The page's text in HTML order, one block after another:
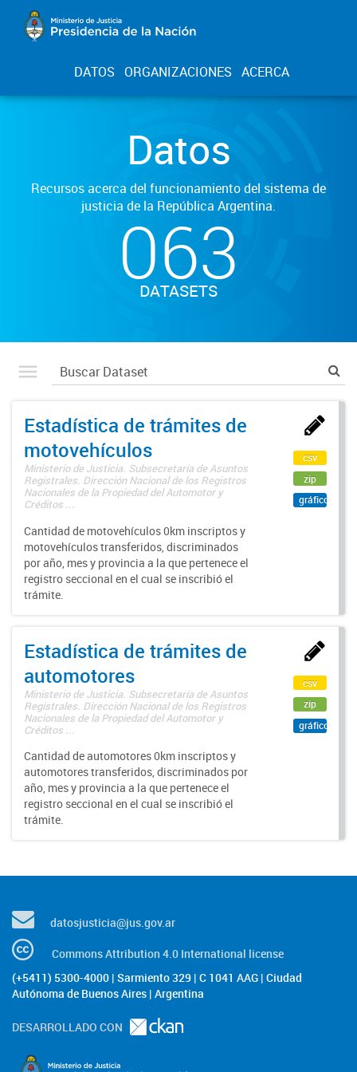
DATOS ORGANIZACIONES ACERCA
Datos
Recursos acerca del funcionamiento del sistema de
justicia de la República Argentina.
063
DATASETS
Estadística de trámites de
motovehículos
Ministerio de Justicia. Subsecretaría de Asuntos
Registrales. Dirección Nacional de los Registros
Nacionales de la Propiedad del Automotor y
Créditos ...
Cantidad de motovehículos 0km inscriptos y
motovehículos transferidos, discriminados
por año, mes y provincia a la que pertenece el
registro seccional en el cual se inscribió el
trámite.
csv
zip
gráfico
Estadística de trámites de
automotores
Ministerio de Justicia. Subsecretaría de Asuntos
Registrales. Dirección Nacional de los Registros
Nacionales de la Propiedad del Automotor y
Créditos ...
Cantidad de automotores 0km inscriptos y
automotores transferidos, discriminados por
año, mes y provincia a la que pertenece el
registro seccional en el cual se inscribió el
trámite.
csv
zip
gráfico
datosjusticia@jus.gov.ar
Commons Attribution 4.0 International license
(+5411) 5300-4000 | Sarmiento 329 | C 1041 AAG | Ciudad
Autónoma de Buenos Aires | Argentina
DESARROLLADO CON